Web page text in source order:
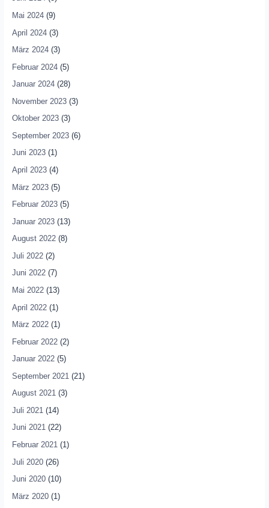
Mai 2024(9)
April 2024(3)
März 2024(3)
Februar 2024(5)
Januar 2024(28)
November 2023(3)
Oktober 2023(3)
September 2023(6)
Juni 2023(1)
April 2023(4)
März 2023(5)
Februar 2023(5)
Januar 2023(13)
August 2022(8)
Juli 2022(2)
Juni 2022(7)
Mai 2022(13)
April 2022(1)
März 2022(1)
Februar 2022(2)
Januar 2022(5)
September 2021 (21)
August 2021(3)
Juli 2021 (14)
Juni 2021(22)
Februar 2021(1)
Juli 2020(26)
Juni 2020(10)
März 2020(1)